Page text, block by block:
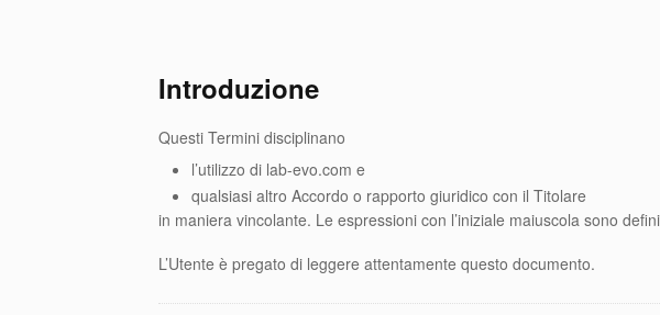
Introduzione
Questi Termini disciplinano
l’utilizzo di lab-evo.com e
qualsiasi altro Accordo o rapporto giuridico con il Titolare
in maniera vincolante. Le espressioni con l’iniziale maiuscola sono
L’Utente è pregato di leggere attentamente questo documento.